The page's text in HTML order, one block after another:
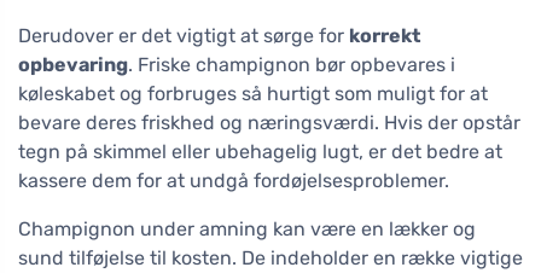
Derudover er det vigtigt at sørge for korrekt
opbevaring. Friske champignon bør opbevares i
køleskabet og forbruges så hurtigt som muligt for at
bevare deres friskhed og næringsværdi. Hvis der opstår
tegn på skimmel eller ubehagelig lugt, er det bedre at
kassere dem for at undgå fordøjelsesproblemer.
Champignon under amning kan være en lækker og
sund tilføjelse til kosten. De indeholder en række vigtige